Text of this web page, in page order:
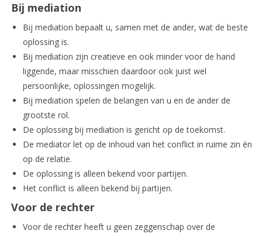
Bij mediation
Bij mediation bepaalt u, samen met de ander, wat de beste
oplossing is.
Bij mediation zijn creatieve en ook minder voor de hand
liggende, maar misschien daardoor ook juist wel
persoonlijke, oplossingen mogelijk.
Bij mediation spelen de belangen van u en de ander de
grootste rol.
De oplossing bij mediation is gericht op de toekomst.
De mediator let op de inhoud van het conflict in ruime zin én
op de relatie.
De oplossing is alleen bekend voor partijen.
Het conflict is alleen bekend bij partijen.
Voor de rechter
Voor de rechter heeft u geen zeggenschap over de